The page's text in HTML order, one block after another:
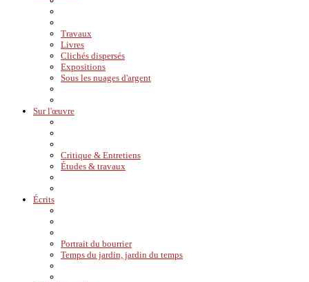
Travaux
Livres
Clichés dispersés
Expositions
Sous les nuages d'argent
Sur l'œuvre
Critique & Entretiens
Études & travaux
Écrits
Portrait du bourrier
Temps du jardin, jardin du temps